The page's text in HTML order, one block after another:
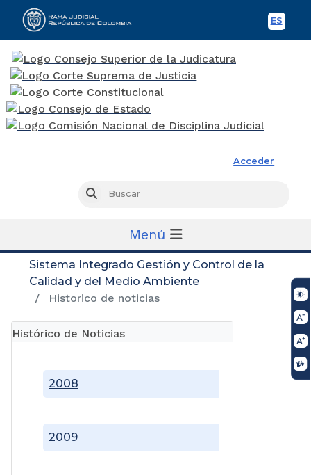
ES
Acceder
Buscar
Menú
Sistema Integrado Gestión y Control de la
Calidad y del Medio Ambiente
Historico de noticias
Histórico de Noticias
2008
2009